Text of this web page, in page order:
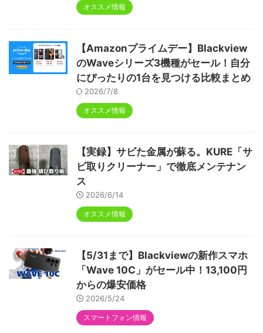
オススメ情報
【Amazonプライムデー】Blackview
のWaveシリーズ3機種がセール！自分
にぴったりの1台を見つける比較まとめ
2026/7/8
オススメ情報
【実録】サビた金属が蘇る。KURE「サ
ビ取りクリーナー」で徹底メンテナン
ス
2026/6/14
オススメ情報
【5/31まで】Blackviewの新作スマホ
「Wave 10C」がセール中！13,100円
からの爆安価格
2026/5/24
スマートフォン情報